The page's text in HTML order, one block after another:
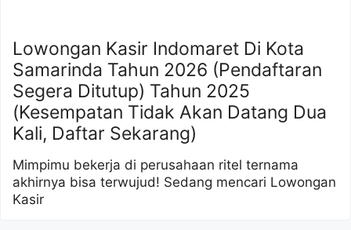
Lowongan Kasir Indomaret Di Kota
Samarinda Tahun 2026 (Pendaftaran
Segera Ditutup) Tahun 2025
(Kesempatan Tidak Akan Datang Dua
Kali, Daftar Sekarang)
Mimpimu bekerja di perusahaan ritel ternama
akhirnya bisa terwujud! Sedang mencari Lowongan
Kasir